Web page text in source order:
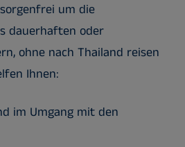
um die
dauerhaften oder
ohne nach Thailand reisen
Ihnen:
im Umgang mit den